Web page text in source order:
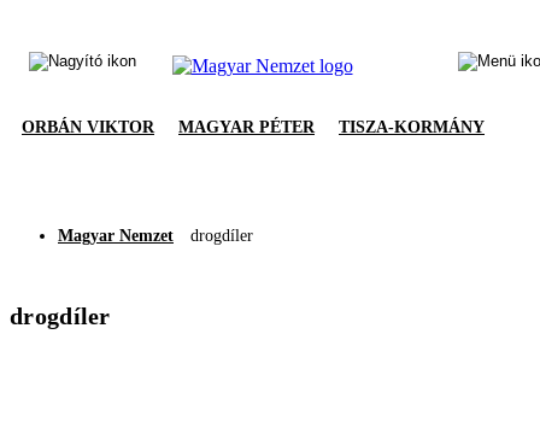
ORBÁN VIKTOR MAGYAR PÉTER TISZA-KORMÁNY
Magyar Nemzet drogdíler
drogdíler